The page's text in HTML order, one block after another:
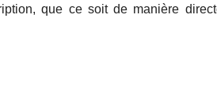
que ce soit de manière